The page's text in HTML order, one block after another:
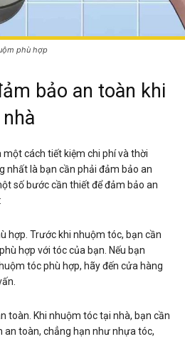
phù hợp
bảo an toàn khi
cách tiết kiệm chi phí và thời
nhất là bạn cần phải đảm bảo an
số bước cần thiết để đảm bảo an
hợp. Trước khi nhuộm tóc, bạn cần
hợp với tóc của bạn. Nếu bạn
tóc phù hợp, hãy đến cửa hàng
toàn. Khi nhuộm tóc tại nhà, bạn cần
an toàn, chẳng hạn như nhựa tóc,